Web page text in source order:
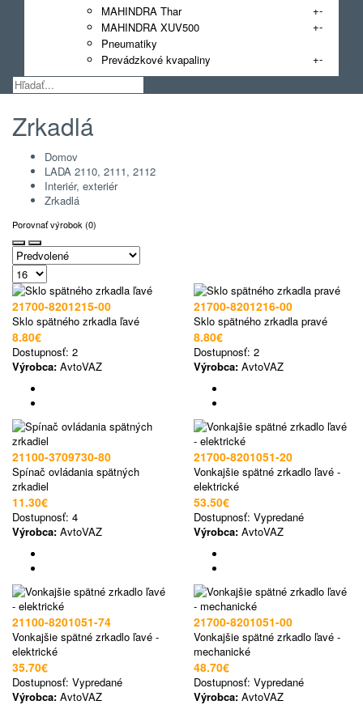
MAHINDRA Thar
+-
MAHINDRA XUV500
+-
Pneumatiky
Prevádzkové kvapaliny
+-
Zrkadlá
Domov
LADA 2110, 2111, 2112
Interiér, exteriér
Zrkadlá
Porovnať výrobok (0)
21700-8201215-00
Sklo spätného zrkadla ľavé
8.80€
Dostupnosť: 2
Výrobca: AvtoVAZ
21700-8201216-00
Sklo spätného zrkadla pravé
8.80€
Dostupnosť: 2
Výrobca: AvtoVAZ
21100-3709730-80
Spínač ovládania spätných
zrkadiel
11.30€
Dostupnosť: 4
Výrobca: AvtoVAZ
21700-8201051-20
Vonkajšie spätné zrkadlo ľavé -
elektrické
53.50€
Dostupnosť: Vypredané
Výrobca: AvtoVAZ
21100-8201051-74
Vonkajšie spätné zrkadlo ľavé -
elektrické
35.70€
Dostupnosť: Vypredané
Výrobca: AvtoVAZ
21700-8201051-00
Vonkajšie spätné zrkadlo ľavé -
mechanické
48.70€
Dostupnosť: Vypredané
Výrobca: AvtoVAZ